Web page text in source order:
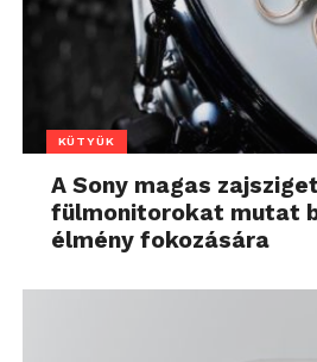
KÜTYÜK
A Sony magas
fülmonitorokat mutat
élmény fokozására